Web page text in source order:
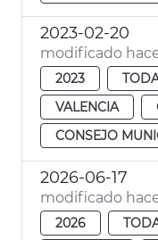
2023-02-20
modificado
2023
VALENCIA
CONSEJO
2026-06-17
modificado
2026